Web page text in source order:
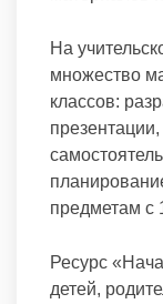
На
множество
классов:
предметам с
Ресурс
детей,